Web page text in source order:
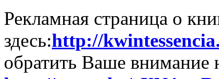
Рекламная страница о
здесь:http://
обратить Ваше внимание